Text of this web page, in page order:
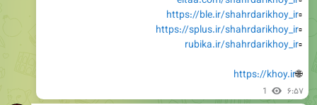
▫️
https://ble.ir/shahrdarikhoy_ir
▫️
https://splus.ir/shahrdarikhoy_ir
▫️
rubika.ir/shahrdarikhoy_ir
🌐
https://khoy.ir
1 ۶:۵۷